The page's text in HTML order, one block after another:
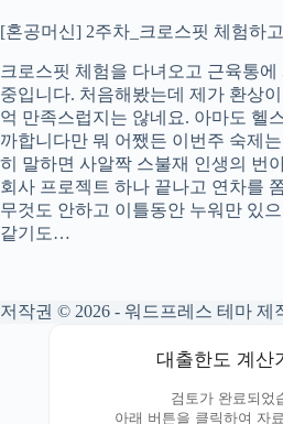
[혼공머신] 2주차_크로스핏 체험하
크로스핏 체험을 다녀오고 근육통에
중입니다. 처음해봤는데 제가 환상
억 만족스럽지는 않네요. 아마도 헬
까합니다만 뭐 어쨌든 이번주 숙제
히 말하면 사알짝 스불재 인생의 번
회사 프로젝트 하나 끝나고 연차를
무것도 안하고 이틀동안 누워만 있
같기도…
저작권 © 2026 - 워드프레스 테마 제
대출한도 계산
검토가 완료되었
아래 버튼을 클릭하여 자